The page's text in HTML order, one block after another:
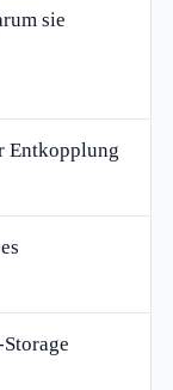
sie
Entkopplung